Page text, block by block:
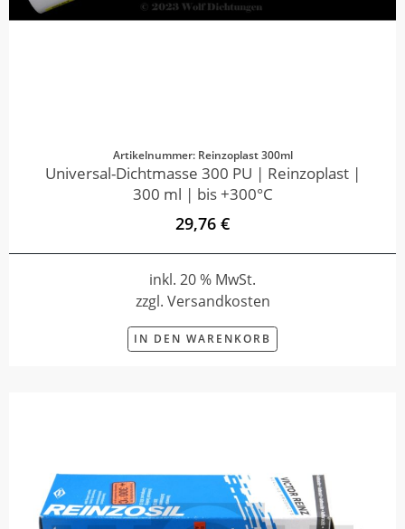
Artikelnummer: Reinzoplast 300ml
Universal-Dichtmasse 300 PU | Reinzoplast |
300 ml | bis +300°C
29,76 €
inkl. 20 % MwSt.
zzgl. Versandkosten
IN DEN WARENKORB